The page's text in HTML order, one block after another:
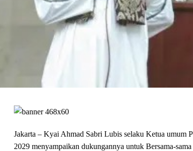
Jakarta – Kyai Ahmad Sabri Lubis selaku Ketua umum
2029 menyampaikan dukungannya untuk Bersama-sama